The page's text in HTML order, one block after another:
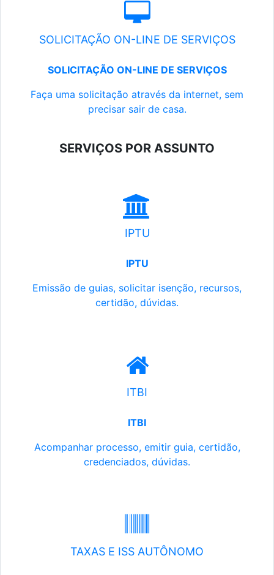
SOLICITAÇÃO ON-LINE DE SERVIÇOS
SOLICITAÇÃO ON-LINE DE SERVIÇOS
Faça uma solicitação através da internet, sem
precisar sair de casa.
SERVIÇOS POR ASSUNTO
IPTU
IPTU
Emissão de guias, solicitar isenção, recursos,
certidão, dúvidas.
ITBI
ITBI
Acompanhar processo, emitir guia, certidão,
credenciados, dúvidas.
TAXAS E ISS AUTÔNOMO